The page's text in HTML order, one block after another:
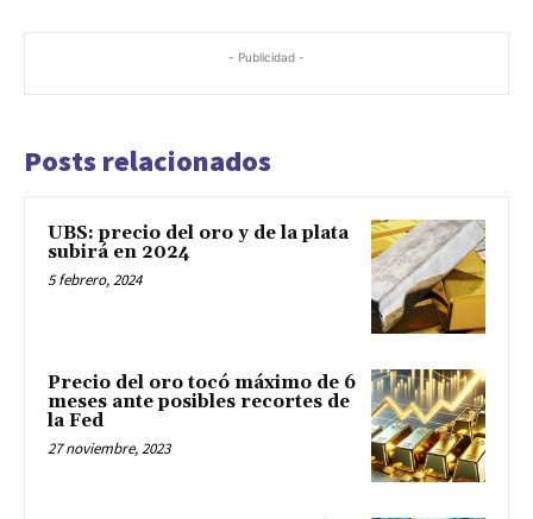
- Publicidad -
Posts relacionados
UBS: precio del oro y de la plata
subirá en 2024
5 febrero, 2024
Precio del oro tocó máximo de 6
meses ante posibles recortes de
la Fed
27 noviembre, 2023